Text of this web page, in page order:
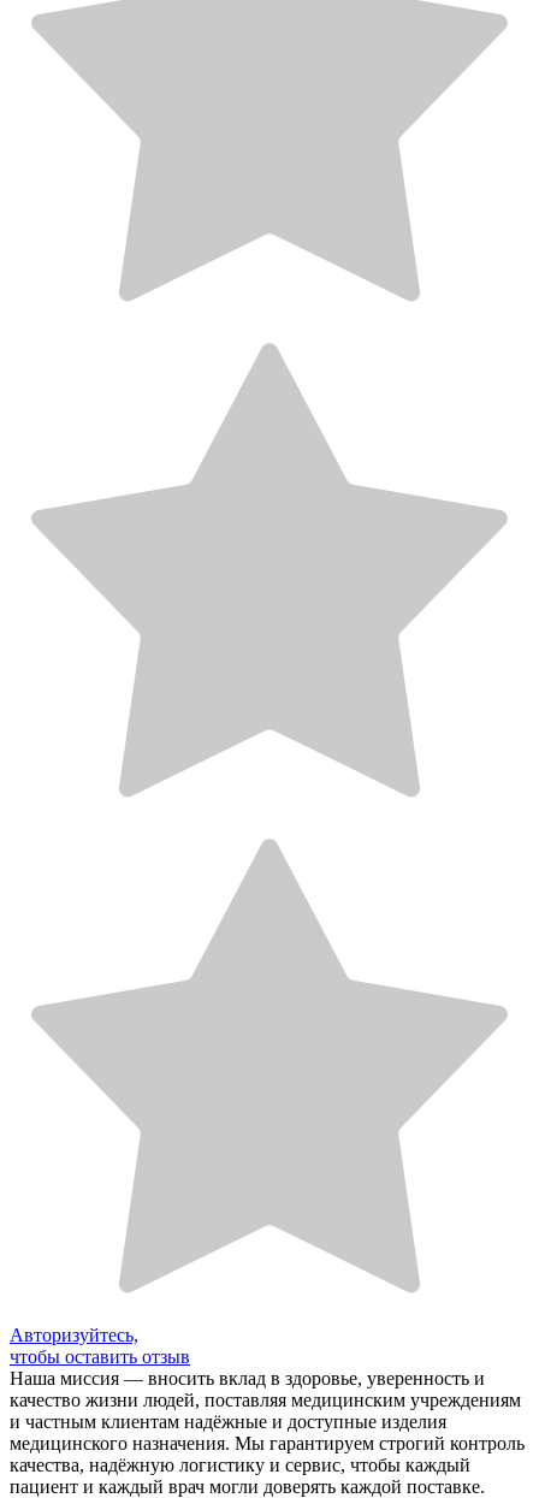
Авторизуйтесь,
чтобы оставить отзыв
Наша миссия — вносить вклад в здоровье, уверенность и
качество жизни людей, поставляя медицинским учреждениям
и частным клиентам надёжные и доступные изделия
медицинского назначения. Мы гарантируем строгий контроль
качества, надёжную логистику и сервис, чтобы каждый
пациент и каждый врач могли доверять каждой поставке.